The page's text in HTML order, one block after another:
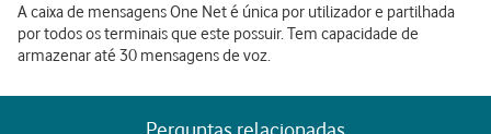
A caixa de mensagens One Net é única por utilizador e partilhada
por todos os terminais que este possuir. Tem capacidade de
armazenar até 30 mensagens de voz.